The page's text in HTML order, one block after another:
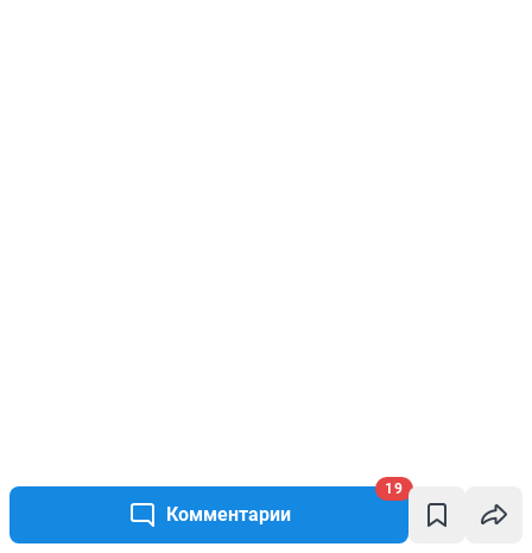
Комментарии
19